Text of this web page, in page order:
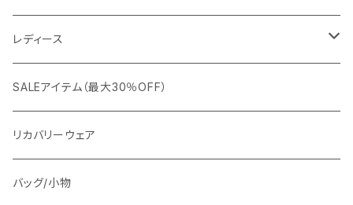
G-stage
TETEHOMME
TAION
フォーマル
Tシャツ/ポロシャツ
カジュアルジャケット
ビジネスジャケット
ブルゾン
コート
マウンテンパーカー/アウトドア
ダウン / 中綿アウター
ビジネス
セットアップ
ワイシャツ
カジュアル
ニット/Tシャツ/カットソー
スウェット/パーカー
アウター
レディース
アウター
トップス（ブラウス/カットソー）
ジャケット
SALEアイテム（最大30％OFF）
リカバリーウェア
バッグ/小物